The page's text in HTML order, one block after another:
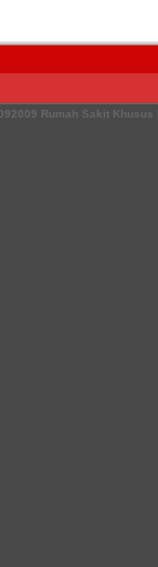
Rumah Sakit Khusus